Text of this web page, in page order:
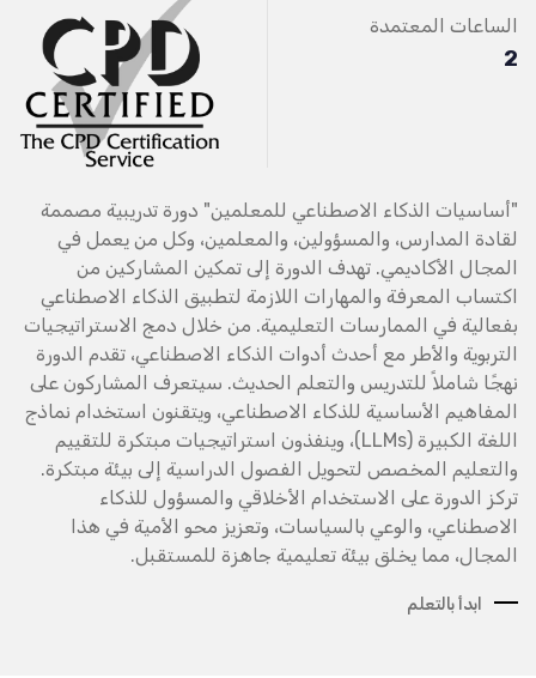
الساعات المعتمدة
2
"أساسيات الذكاء الاصطناعي للمعلمين" دورة تدريبية مصممة
لقادة المدارس، والمسؤولين، والمعلمين، وكل من يعمل في
المجال الأكاديمي. تهدف الدورة إلى تمكين المشاركين من
اكتساب المعرفة والمهارات اللازمة لتطبيق الذكاء الاصطناعي
بفعالية في الممارسات التعليمية. من خلال دمج الاستراتيجيات
التربوية والأطر مع أحدث أدوات الذكاء الاصطناعي، تقدم الدورة
نهجًا شاملاً للتدريس والتعلم الحديث. سيتعرف المشاركون على
المفاهيم الأساسية للذكاء الاصطناعي، ويتقنون استخدام نماذج
اللغة الكبيرة (LLMs)، وينفذون استراتيجيات مبتكرة للتقييم
والتعليم المخصص لتحويل الفصول الدراسية إلى بيئة مبتكرة.
تركز الدورة على الاستخدام الأخلاقي والمسؤول للذكاء
الاصطناعي، والوعي بالسياسات، وتعزيز محو الأمية في هذا
المجال، مما يخلق بيئة تعليمية جاهزة للمستقبل.
ابدأ بالتعلم